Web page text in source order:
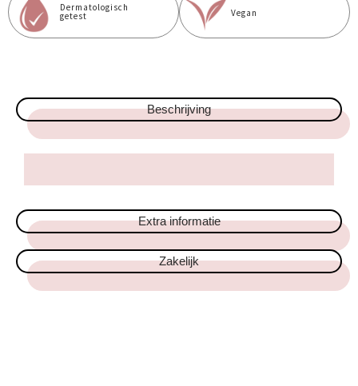
Dermatologisch
getest Vegan
Beschrijving
Extra informatie
Zakelijk